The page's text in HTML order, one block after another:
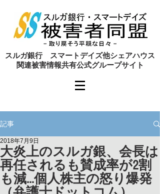
​スルガ銀行 スマートデイズ他シェアハウス
関連被害情報共有公式グループサイト
記事
大炎上のスルガ銀、会長は
再任されるも賛成率が2割
も減…個人株主の怒り爆発
2018年7月9日